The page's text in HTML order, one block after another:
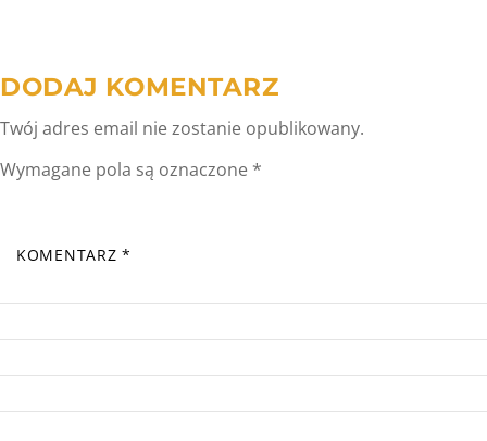
DODAJ KOMENTARZ
Twój adres email nie zostanie opublikowany.
Wymagane pola są oznaczone *
KOMENTARZ *